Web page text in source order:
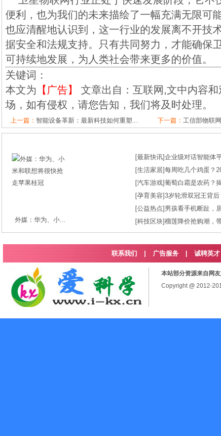
便利，也为我们的未来描绘了一幅充满无限可
也应清醒地认识到，这一行业的发展离不开技
据安全和法规支持。只有共同努力，才能确保
可持续地发展，为人类社会带来更多的价值。
关键词：
本文为 【广告】
文章出自：互联网,文中内容
场，如有侵权，请您告知，我们将及时处理。
上一篇： 智能设备革新：最新科技如何重塑... 下一篇： 工信部物联
外媒：华为、小...
[最新快讯]企业级对话智能体
[生活家居]每周吃几个鸡蛋？
[汽车游戏]葡萄白霜是农药？
[孕育美容]3岁轮滑双冠王背
[公益热点] 男孩看手机断趾，
[科技区块]榴莲降价抢购潮，
联系我们 广告服务 | 诚聘英才
本站部分资源来自网
Copyright @ 2012-